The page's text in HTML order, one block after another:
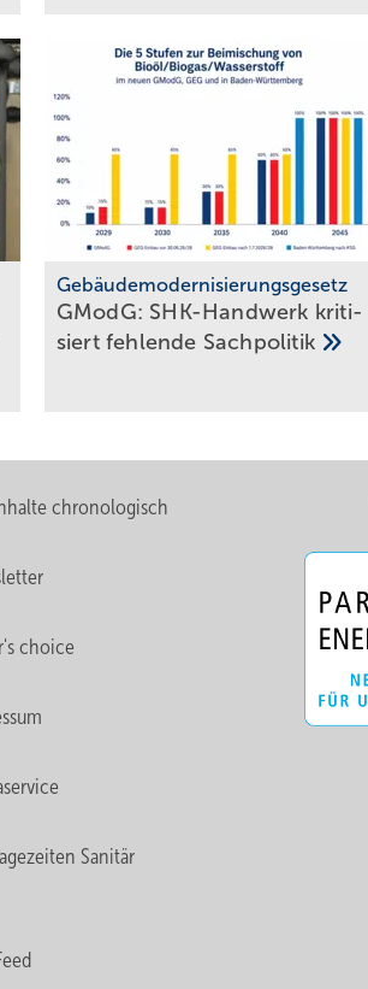
Gebäudemodernisierungsgesetz
GModG: SHK-Handwerk kriti­
siert feh­lende Sach­politik
chronologisch
choice
Sanitär